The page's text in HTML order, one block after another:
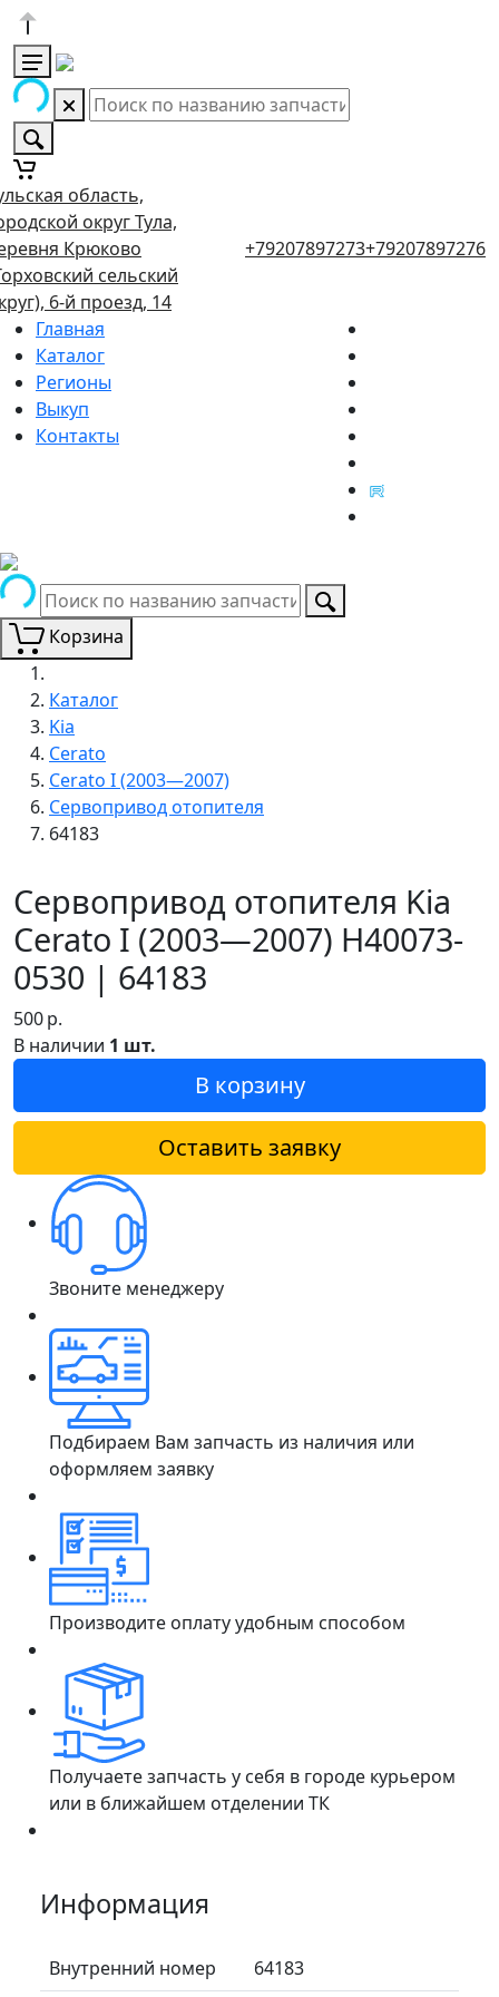
область,
округ Тула,
Крюково
сельский
6-й проезд, 14
+79207897273+79207897276
Главная
Каталог
Регионы
Выкуп
Контакты
Корзина
Каталог
Kia
Cerato
Cerato I (2003—2007)
Сервопривод отопителя
64183
Сервопривод отопителя Kia
Cerato I (2003—2007) H40073-
0530 | 64183
500р.
В наличии 1 шт.
В корзину
Оставить заявку
Звоните менеджеру
Подбираем Вам запчасть из наличия или
оформляем заявку
Производите оплату удобным способом
Получаете запчасть у себя в городе курьером
или в ближайшем отделении ТК
Информация
Внутренний номер 64183